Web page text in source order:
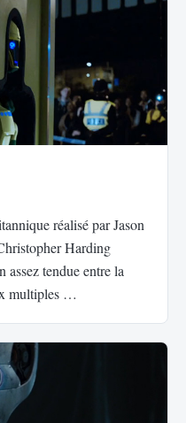
réalisé par Jason
Harding
assez tendue entre la
multiples …